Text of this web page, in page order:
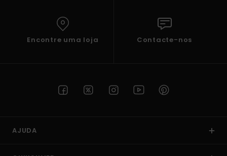
Encontre uma loja Contacte-nos
AJUDA